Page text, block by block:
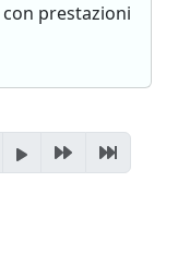
prestazioni